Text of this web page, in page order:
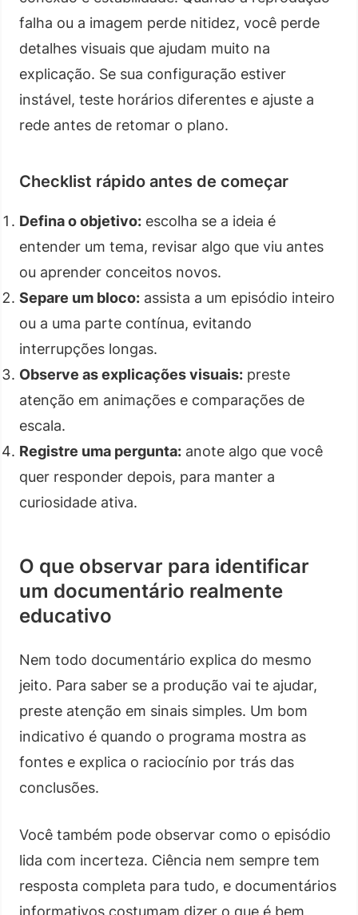
falha ou a imagem perde nitidez, você perde
detalhes visuais que ajudam muito na
explicação. Se sua configuração estiver
instável, teste horários diferentes e ajuste a
rede antes de retomar o plano.
Checklist rápido antes de começar
Defina o objetivo: escolha se a ideia é
entender um tema, revisar algo que viu antes
ou aprender conceitos novos.
Separe um bloco: assista a um episódio inteiro
ou a uma parte contínua, evitando
interrupções longas.
Observe as explicações visuais: preste
atenção em animações e comparações de
escala.
Registre uma pergunta: anote algo que você
quer responder depois, para manter a
curiosidade ativa.
O que observar para identificar
um documentário realmente
educativo
Nem todo documentário explica do mesmo
jeito. Para saber se a produção vai te ajudar,
preste atenção em sinais simples. Um bom
indicativo é quando o programa mostra as
fontes e explica o raciocínio por trás das
conclusões.
Você também pode observar como o episódio
lida com incerteza. Ciência nem sempre tem
resposta completa para tudo, e documentários
informativos costumam dizer o que é bem